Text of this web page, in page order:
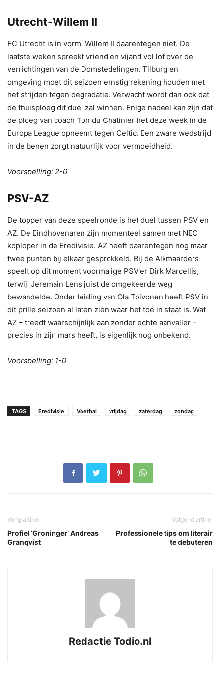
Utrecht-Willem II
FC Utrecht is in vorm, Willem II daarentegen niet. De
laatste weken spreekt vriend en vijand vol lof over de
verrichtingen van de Domstedelingen. Tilburg en
omgeving moet dit seizoen ernstig rekening houden met
het strijden tegen degradatie. Verwacht wordt dan ook dat
de thuisploeg dit duel zal winnen. Enige nadeel kan zijn dat
de ploeg van coach Ton du Chatinier het deze week in de
Europa League opneemt tegen Celtic. Een zware wedstrijd
in de benen zorgt natuurlijk voor vermoeidheid.
Voorspelling: 2-0
PSV-AZ
De topper van deze speelronde is het duel tussen PSV en
AZ. De Eindhovenaren zijn momenteel samen met NEC
koploper in de Eredivisie. AZ heeft daarentegen nog maar
twee punten bij elkaar gesprokkeld. Bij de Alkmaarders
speelt op dit moment voormalige PSV'er Dirk Marcellis,
terwijl Jeremain Lens juist de omgekeerde weg
bewandelde. Onder leiding van Ola Toivonen heeft PSV in
dit prille seizoen al laten zien waar het toe in staat is. Wat
AZ – treedt waarschijnlijk aan zonder echte aanvaller –
precies in zijn mars heeft, is eigenlijk nog onbekend.
Voorspelling: 1-0
TAGS Eredivisie Voetbal vrijdag zaterdag zondag
Vorig artikel
Profiel ‘Groninger’ Andreas
Granqvist
Volgend artikel
Professionele tips om literair
te debuteren
Redactie Todio.nl